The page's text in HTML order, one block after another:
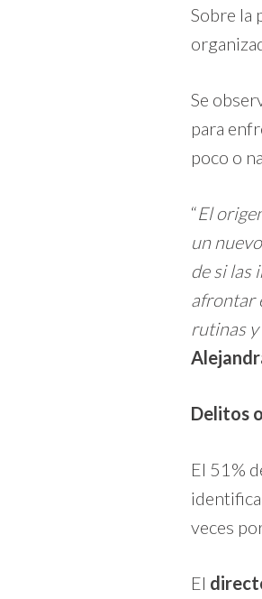
Sobre la
Se
para
poco o
“El
un
de si las
afrontar
rutinas y
Delitos
El 51%
veces
El